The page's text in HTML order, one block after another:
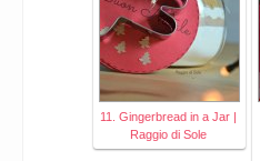
11. Gingerbread in a Jar |
Raggio di Sole